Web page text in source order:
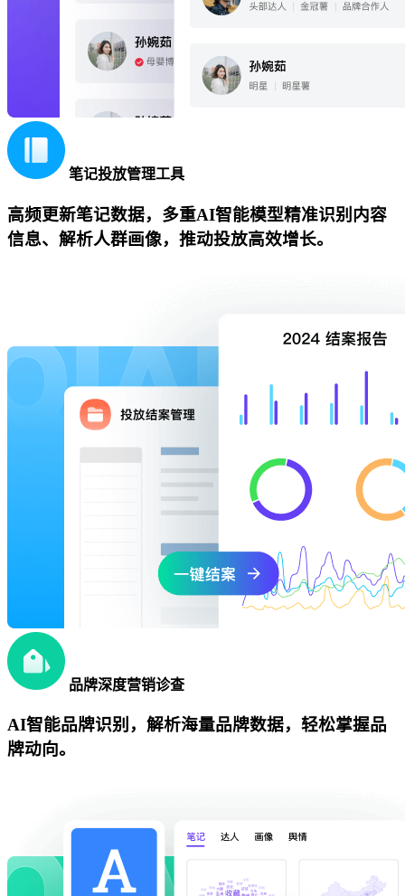
笔记投放管理工具
高频更新笔记数据，多重AI智能模型精准识别内容
信息、解析人群画像，推动投放高效增长。
品牌深度营销诊查
AI智能品牌识别，解析海量品牌数据，轻松掌握品
牌动向。